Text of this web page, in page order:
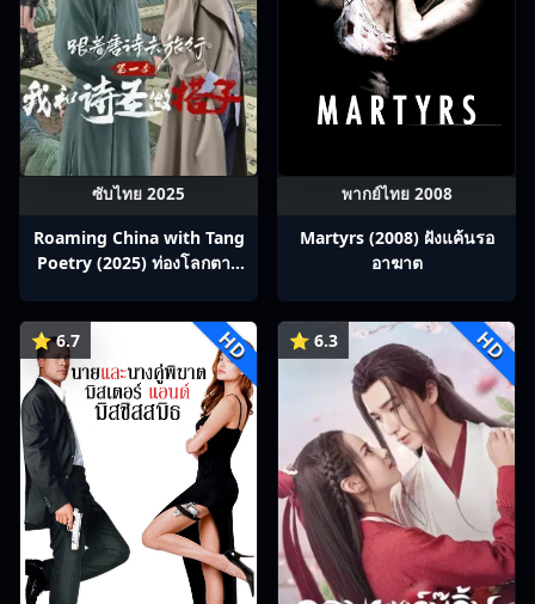
ซับไทย 2025
Roaming China with Tang
Poetry (2025) ท่องโลกตาม
พากย์ไทย 2008
Martyrs (2008) ฝังแค้นรอ
อาฆาต
⭐ 6.7 HD ⭐ 6.3 HD